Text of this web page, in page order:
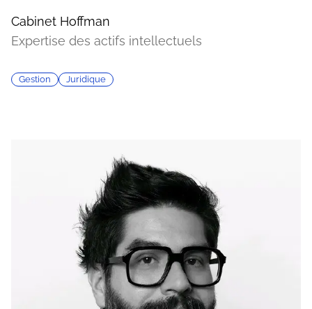
Cabinet Hoffman
Expertise des actifs intellectuels
Gestion Juridique